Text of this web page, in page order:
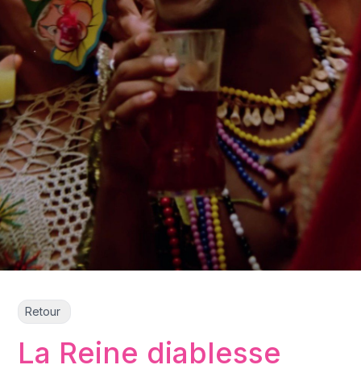
Retour
La Reine diablesse